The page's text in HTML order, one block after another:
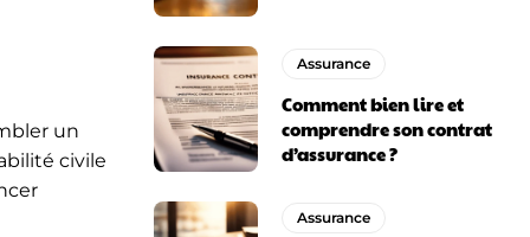
un
civile
Assurance
Comment bien lire et
comprendre son contrat
d’assurance ?
Assurance